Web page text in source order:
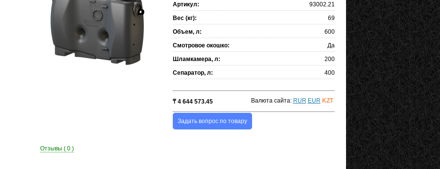
Артикул:
93002.21
Вес (кг):
69
Объем, л:
600
Смотровое окошко:
Да
Шламкамера, л:
200
Сепаратор, л:
400
₸ 4 644 573.45 Валюта сайта: RUR EUR KZT
Задать вопрос по товару
Отзывы ( 0 )